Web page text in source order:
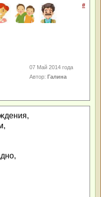
#
07 Май 2014 года
Автор:Галина